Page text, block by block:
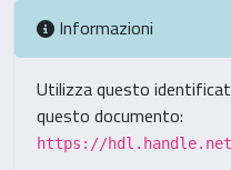
Informazioni
Utilizza questo
questo documento:
https://hdl.handle.net/